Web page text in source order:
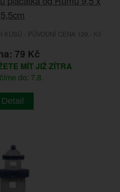
5,5cm
KUSŮ - PŮVODNÍ CENA 129.- Kč
79 Kč
MÍT JIŽ ZÍTRA
do: 7.8.
Detail